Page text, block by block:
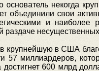
основатель некогда
объединили свои
и наиболее
раздаче
крупнейшую в США
57 миллиардеров,
600 млрд